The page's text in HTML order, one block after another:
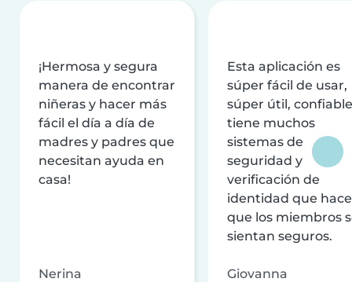
¡Hermosa y segura
manera de encontrar
niñeras y hacer más
fácil el día a día de
madres y padres que
necesitan ayuda en
casa!
Nerina
Esta aplicación es
súper fácil de usar,
súper útil,
tiene muchos
sistemas de
seguridad y
verificación de
identidad que
que los miembros
sientan seguros.
Giovanna